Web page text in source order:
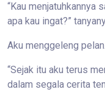
“Kau menjatuhkannya
apa kau ingat?”
Aku menggeleng
“Sejak itu aku terus
dalam segala cerita